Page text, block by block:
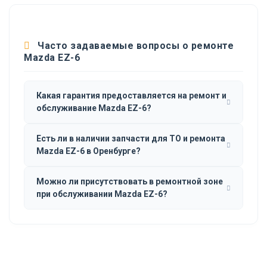
Часто задаваемые вопросы о ремонте
Mazda EZ-6
Какая гарантия предоставляется на ремонт и
обслуживание Mazda EZ-6?
Есть ли в наличии запчасти для ТО и ремонта
Mazda EZ-6 в Оренбурге?
Можно ли присутствовать в ремонтной зоне
при обслуживании Mazda EZ-6?